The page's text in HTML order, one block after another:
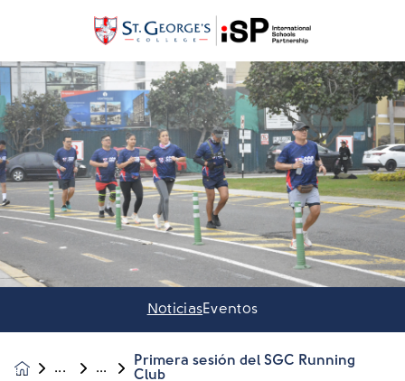
NoticiasEventos
Primera sesión del SGC Running
Club